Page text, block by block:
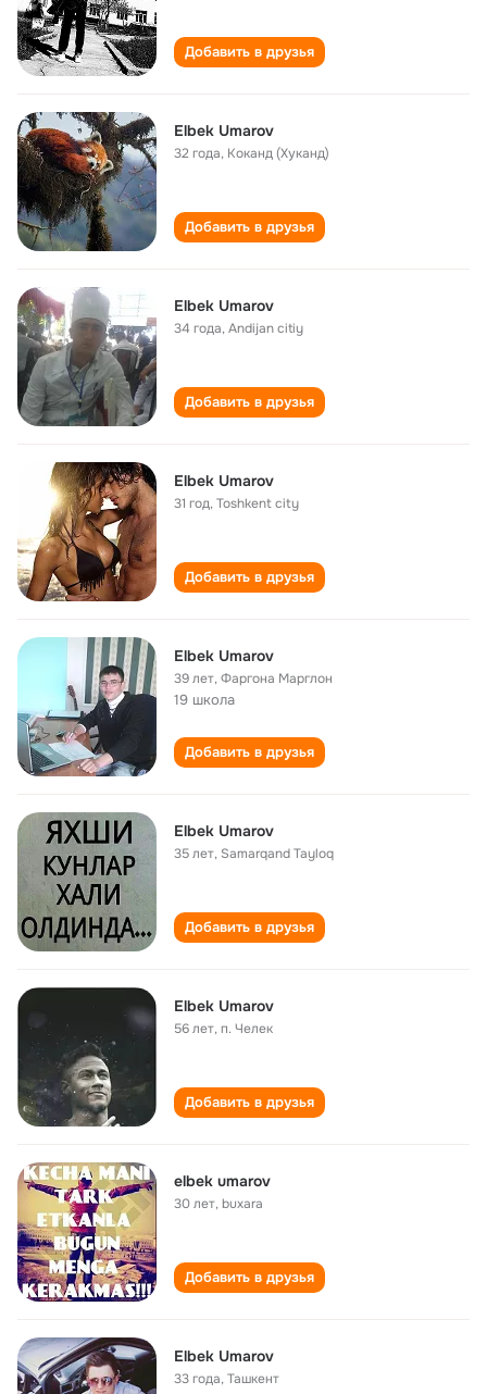
Добавить в друзья
Elbek Umarov
32 года, Коканд (Хуканд)
Добавить в друзья
Elbek Umarov
34 года,Andijan citiy
Добавить в друзья
Elbek Umarov
31 год,Toshkent city
Добавить в друзья
Elbek Umarov
39 лет,Фаргона Марглон
19 школа
Добавить в друзья
Elbek Umarov
35 лет, Samarqand Tayloq
Добавить в друзья
Elbek Umarov
56 лет,п. Челек
Добавить в друзья
elbek umarov
30 лет,buxara
Добавить в друзья
Elbek Umarov
33 года,Ташкент